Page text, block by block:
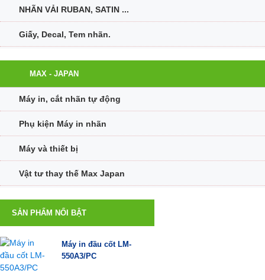
NHÃN VẢI RUBAN, SATIN ...
Giấy, Decal, Tem nhãn.
MAX - JAPAN
Máy in, cắt nhãn tự động
Phụ kiện Máy in nhãn
Máy và thiết bị
Vật tư thay thế Max Japan
SẢN PHẨM NỔI BẬT
Máy in đầu cốt LM-
550A3/PC